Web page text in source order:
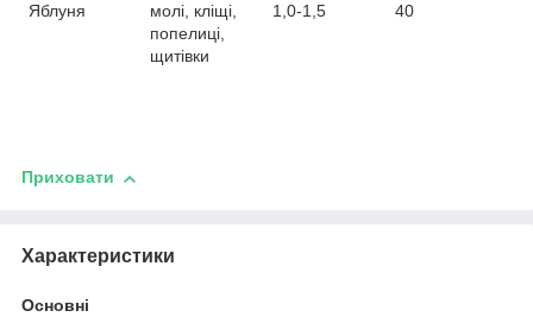
Яблуня
молі, кліщі,
попелиці,
щитівки
1,0-1,5 40
Приховати
Характеристики
Основні